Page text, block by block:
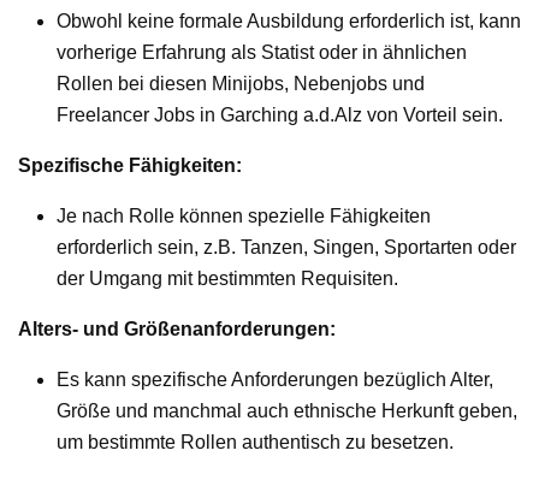
Obwohl keine formale Ausbildung erforderlich ist, kann
vorherige Erfahrung als Statist oder in ähnlichen
Rollen bei diesen Minijobs, Nebenjobs und
Freelancer Jobs in Garching a.d.Alz von Vorteil sein.
Spezifische Fähigkeiten:
Je nach Rolle können spezielle Fähigkeiten
erforderlich sein, z.B. Tanzen, Singen, Sportarten oder
der Umgang mit bestimmten Requisiten.
Alters- und Größenanforderungen:
Es kann spezifische Anforderungen bezüglich Alter,
Größe und manchmal auch ethnische Herkunft geben,
um bestimmte Rollen authentisch zu besetzen.